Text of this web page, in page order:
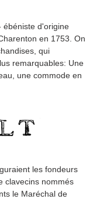
ébéniste d'origine
en 1753. On
qui
remarquables: Une
une commode en
les fondeurs
clavecins nommés
le Maréchal de